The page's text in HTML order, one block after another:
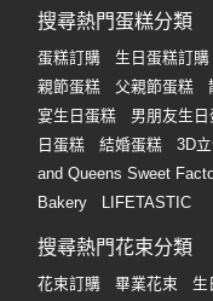
搜尋熱門蛋糕分類
蛋糕訂購 生日蛋糕訂購
親節蛋糕
父親節蛋糕
宴生日蛋糕
男朋友生日
日蛋糕
結婚蛋糕 3D
and Queens Sweet
Bakery
LIFETASTIC
搜尋熱門花束分類
花束訂購 畢業花束 生